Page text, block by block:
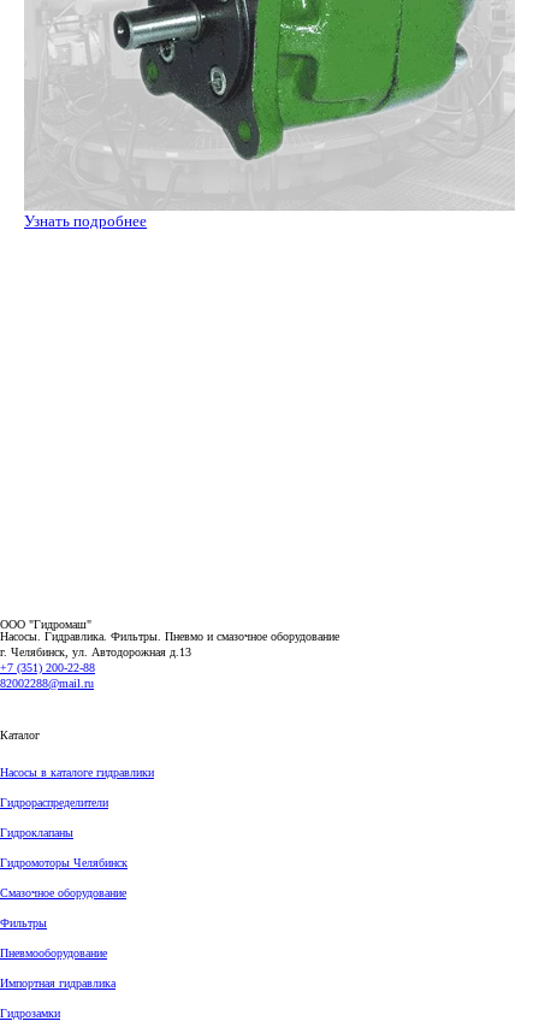
Узнать подробнее
ООО "Гидромаш"
Насосы. Гидравлика. Фильтры. Пневмо и смазочное оборудование
г. Челябинск, ул. Автодорожная д.13
+7 (351) 200-22-88
82002288@mail.ru
Каталог
Насосы в каталоге гидравлики
Гидрораспределители
Гидроклапаны
Гидромоторы Челябинск
Смазочное оборудование
Фильтры
Пневмооборудование
Импортная гидравлика
Гидрозамки